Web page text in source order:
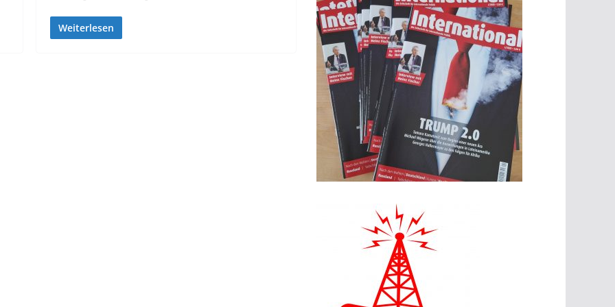
Weiterlesen